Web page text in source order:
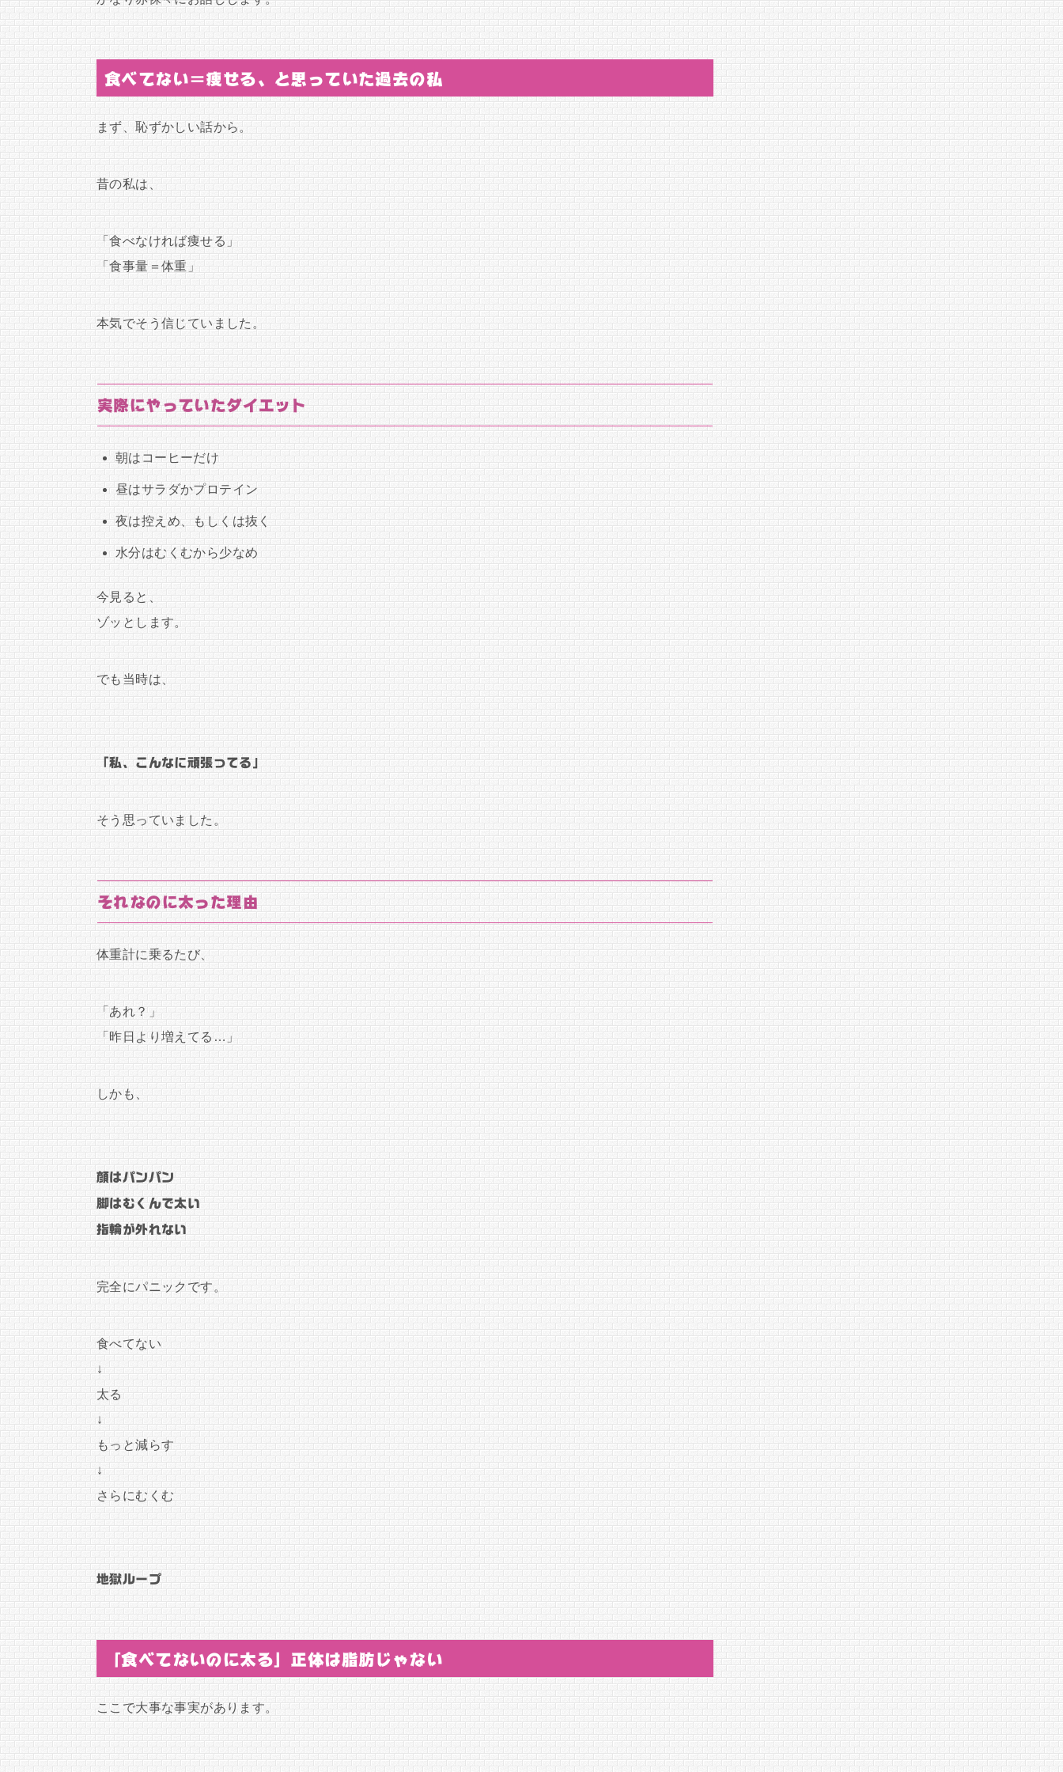
食べてない＝痩せる、と思っていた過去の私
まず、恥ずかしい話から。
昔の私は、
「食べなければ痩せる」
「食事量＝体重」
本気でそう信じていました。
実際にやっていたダイエット
朝はコーヒーだけ
昼はサラダかプロテイン
夜は控えめ、もしくは抜く
水分はむくむから少なめ
今見ると、
ゾッとします。
でも当時は、
「私、こんなに頑張ってる」
そう思っていました。
それなのに太った理由
体重計に乗るたび、
「あれ？」
「昨日より増えてる…」
しかも、
顔はパンパン
脚はむくんで太い
指輪が外れない
完全にパニックです。
食べてない
↓
太る
↓
もっと減らす
↓
さらにむくむ
地獄ループ
「食べてないのに太る」正体は脂肪じゃない
ここで大事な事実があります。